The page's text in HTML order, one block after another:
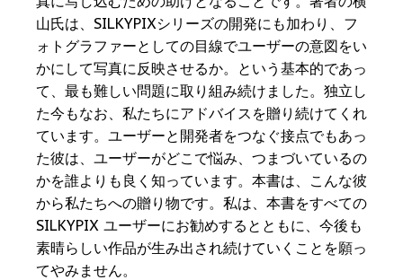
山氏は、SILKYPIXシリーズの開発にも加わり、フ
ォトグラファーとしての目線でユーザーの意図をい
かにして写真に反映させるか。という基本的であっ
て、最も難しい問題に取り組み続けました。独立し
た今もなお、私たちにアドバイスを贈り続けてくれ
ています。ユーザーと開発者をつなぐ接点でもあっ
た彼は、ユーザーがどこで悩み、つまづいているの
かを誰よりも良く知っています。本書は、こんな彼
から私たちへの贈り物です。私は、本書をすべての
SILKYPIX ユーザーにお勧めするとともに、今後も
素晴らしい作品が生み出され続けていくことを願っ
てやみません。